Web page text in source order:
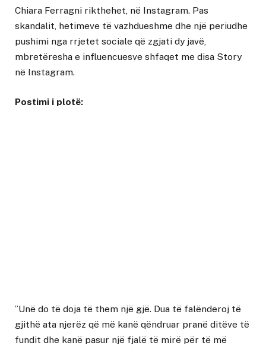
Chiara Ferragni rikthehet, në Instagram. Pas
skandalit, hetimeve të vazhdueshme dhe një periudhe
pushimi nga rrjetet sociale që zgjati dy javë,
mbretëresha e influencuesve shfaqet me disa Story
në Instagram.
Postimi i plotë:
”Unë do të doja të them një gjë. Dua të falënderoj të
gjithë ata njerëz që më kanë qëndruar pranë ditëve të
fundit dhe kanë pasur një fjalë të mirë për të më